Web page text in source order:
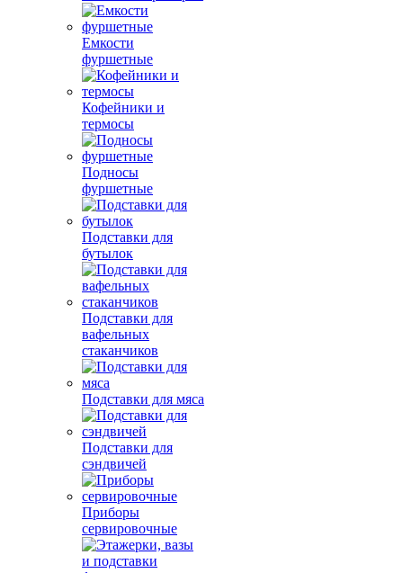
Емкости
фуршетные
Кофейники и
термосы
Подносы
фуршетные
Подставки для
бутылок
Подставки для
вафельных
стаканчиков
Подставки для мяса
Подставки для
сэндвичей
Приборы
сервировочные